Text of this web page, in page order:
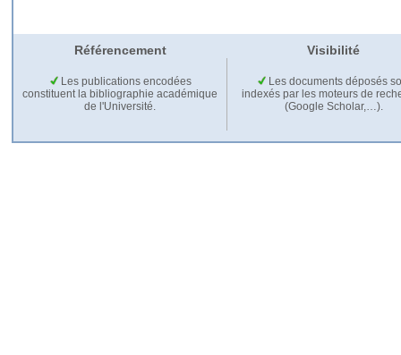
Référencement Visibilité
Les publications encodées
constituent la bibliographie académique
de l'Université.
Les documents déposés
indexés par les moteurs de
(Google Scholar,…).